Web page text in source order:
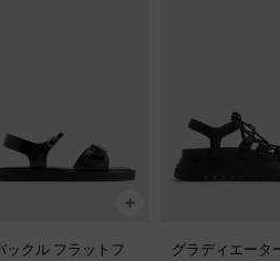
ックル フラットフ
グラディエータ